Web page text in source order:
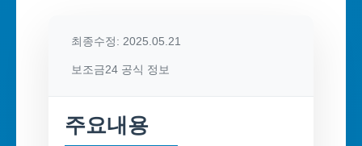
최종수정: 2025.05.21
보조금24 공식 정보
주요내용